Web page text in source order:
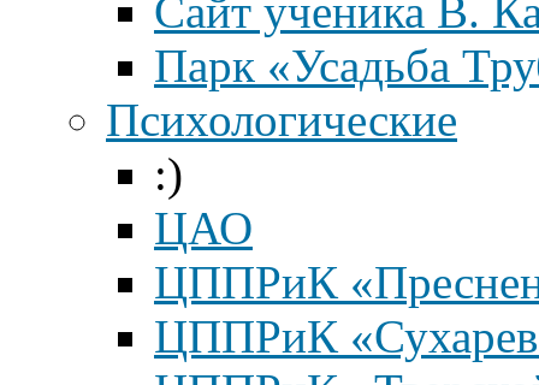
Cайт ученика В.
Парк «Усадьба
Психологические
:)
ЦАО
ЦППРиК
ЦППРиК